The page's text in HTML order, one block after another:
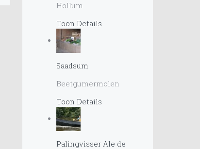
Hollum
Toon Details
Saadsum
Beetgumermolen
Toon Details
Palingvisser Ale de